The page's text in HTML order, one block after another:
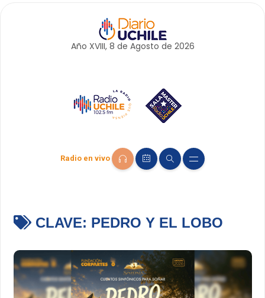
Año XVIII, 8 de Agosto de 2026
Radio en vivo
CLAVE: PEDRO Y EL LOBO